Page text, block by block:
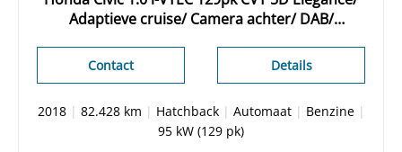
Adaptieve cruise/ Camera achter/ DAB/
Details
Contact
2018| 82.428 km | Hatchback| Automaat| Benzine|
95 kW (129 pk)